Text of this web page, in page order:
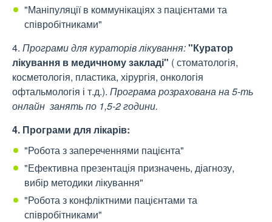
"Маніпуляції в коммунікаціях з пацієнтами та
співробітниками"
4. Програми для кураторів лікування:"Куратор
лікування в медичному закладі" ( стоматологія,
косметологія, пластика, хірургія, онкологія
офтальмологія і т.д.). Програма розрахована на 5-ть
онлайн занять по 1,5-2 години.
4. Програми для лікарів:
"Робота з запереченнями пацієнта"
"Ефективна презентація призначень, діагнозу,
вибір методики лікування"
"Робота з конфліктними пацієнтами та
співробітниками"